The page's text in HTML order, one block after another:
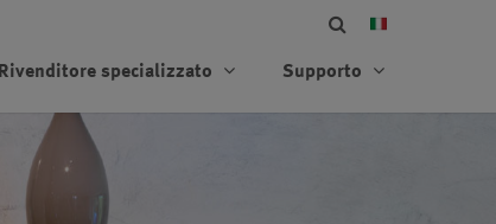
Rivenditore specializzato Supporto